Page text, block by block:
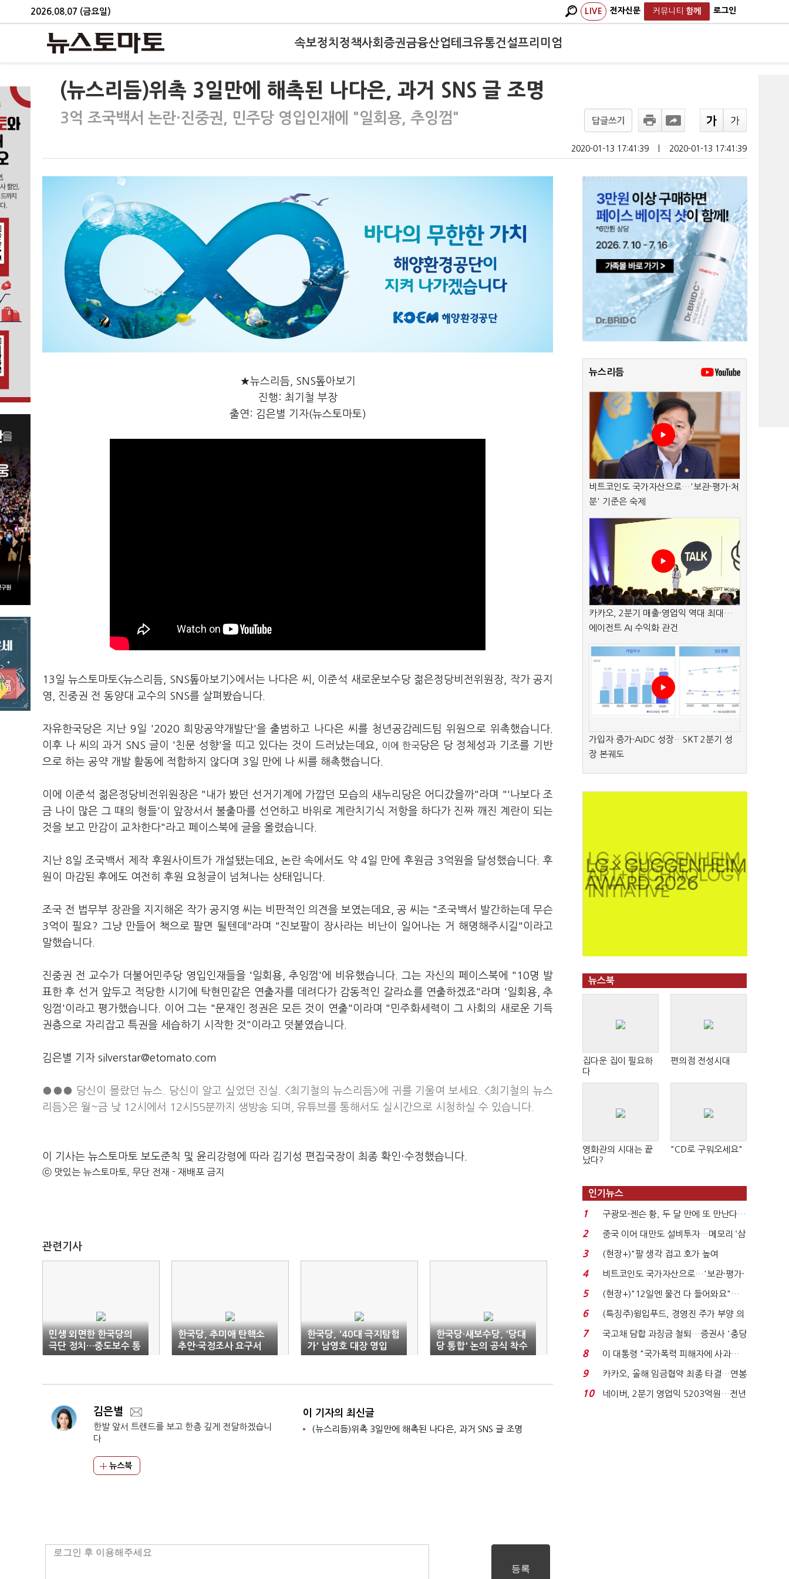
2026.08.07 (금요일) LIVE 전자신문 커뮤니티 함께 로그인
속보정치 정책사회 증권금융산업테크유통건설프리미엄
(뉴스리듬)위촉 3일만에 해촉된 나다은, 과거 SNS 글 조명
3억 조국백서 논란·진중권, 민주당 영입인재에 "일회용, 추잉껌" 답글쓰기
2020-01-13 17:41:39 2020-01-13 17:41:39
★뉴스리듬, SNS톺아보기
진행: 최기철 부장
출연: 김은별 기자(뉴스토마토)
13일 뉴스토마토<뉴스리듬, SNS톺아보기>에서는 나다은 씨, 이준석 새로운보수당 젊은정당비전위원장, 작가 공지
영, 진중권 전 동양대 교수의 SNS를 살펴봤습니다.
자유한국당은 지난 9일 '2020 희망공약개발단'을 출범하고 나다은 씨를 청년공감레드팀 위원으로 위촉했습니다.
이후 나 씨의 과거 SNS 글이 '친문 성향'을 띠고 있다는 것이 드러났는데요,
이에 한국당은 당 정체성과 기조를 기반
으로 하는 공약 개발 활동에 적합하지 않다며 3일 만에 나 씨를 해촉했습니다.
이에 이준석 젊은정당비전위원장은 "내가 봤던 선거기계에 가깝던 모습의 새누리당은 어디갔을까"라며 "'나보다 조
금 나이 많은 그 때의 형들'이 앞장서서 불출마를 선언하고 바위로 계란치기식 저항을 하다가 진짜 깨진 계란이 되는
것을 보고 만감이 교차한다"라고 페이스북에 글을 올렸습니다.
지난 8일 조국백서 제작 후원사이트가 개설됐는데요, 논란 속에서도 약 4일 만에 후원금 3억원을 달성했습니다. 후
원이 마감된 후에도 여전히 후원 요청글이 넘쳐나는 상태입니다.
조국 전 법무부 장관을 지지해온 작가 공지영 씨는 비판적인 의견을 보였는데요, 공 씨는 "조국백서 발간하는데 무슨
3억이 필요? 그냥 만들어 책으로 팔면 될텐데"라며 "진보팔이 장사라는 비난이 일어나는 거 해명해주시길"이라고
말했습니다.
진중권 전 교수가 더불어민주당 영입인재들을 '일회용, 추잉껌'에 비유했습니다. 그는 자신의 페이스북에 "10명 발
표한 후 선거 앞두고 적당한 시기에 탁현민같은 연출자를 데려다가 감동적인 갈라쇼를 연출하겠죠"라며 '일회용, 추
잉껌'이라고 평가했습니다. 이어 그는 "문재인 정권은 모든 것이 연출"이라며 "민주화세력이 그 사회의 새로운 기득
권층으로 자리잡고 특권을 세습하기 시작한 것"이라고 덧붙였습니다.
김은별 기자 silverstar@etomato.com
●●● 당신이 몰랐던 뉴스. 당신이 알고 싶었던 진실. <최기철의 뉴스리듬>에 귀를 기울여 보세요. <최기철의 뉴스
리듬>은 월~금 낮 12시에서 12시55분까지 생방송 되며, 유튜브를 통해서도 실시간으로 시청하실 수 있습니다.
이 기사는 뉴스토마토 보도준칙 및 윤리강령에 따라 김기성 편집국장이 최종 확인·수정했습니다.
ⓒ 맛있는 뉴스토마토, 무단 전재 - 재배포 금지
관련기사
민생 외면한 한국당의
극단 정치…중도보수 통
합 난망
한국당, 추미애 탄핵소
추안·국정조사 요구서
제출
한국당, '40대 극지탐험
가' 남영호 대장 영입
한국당·새보수당, '당대
당 통합' 논의 공식 착수
김은별
한발 앞서 트렌드를 보고 한층 깊게 전달하겠습니
다
뉴스북
이 기자의 최신글
(뉴스리듬)위촉 3일만에 해촉된 나다은, 과거 SNS 글 조명
뉴스리듬
비트코인도 국가자산으로…'보관·평가·처
분' 기준은 숙제
카카오, 2분기 매출·영업익 역대 최대…
에이전트 AI 수익화 관건
가입자 증가·AIDC 성장…SKT 2분기 성
장 본궤도
뉴스북
집다운 집이 필요하
다
편의점 전성시대
영화관의 시대는 끝
났다?
"CD로 구워오세요"
인기뉴스
1
구광모-젠슨 황, 두 달 만에 또 만난다…
로봇·AI 등 논...
2
중국 이어 대만도 설비투자…메모리 ‘삼
국전쟁’
3
(현장+)"팔 생각 접고 호가 높여
요"…'덜 똘똘한 한 채' 20...
4
비트코인도 국가자산으로…'보관·평가·
처분' 기준은 ...
5
(현장+)"12일엔 물건 다 들어와요"…
빈 매대 채우며 문 연 ...
6
(특징주)윙입푸드, 경영진 주가 부양 의
지에 상한가...
7
국고채 담합 과징금 철퇴…증권사 '충당
금 폭탄' 우려...
8
이 대통령 "국가폭력 피해자에 사과…
적극적 조사로 진...
9
카카오, 올해 임금협약 최종 타결…연봉
6.3% 인상·격려...
10
네이버, 2분기 영업익 5203억원…전년